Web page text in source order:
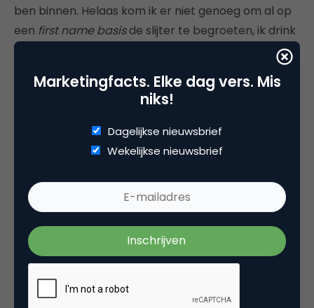
ben binnen. Helaas kom ik er niet genoeg om al op
een first name basisde slijter te begroeten, ik drink
m’n drankjes immers vaker buiten de deur dan
erbinnen. Toch denk ik dat mijn aankoopgedrag al
een aardig patroon kent: veel Zuidamerikaanse
Malbec in de winter of frisse Riesling voor een
warme zomerdag.
Als andere klanten een vergelijkbaar patroon
kennen, dan zou het best interessant kunnen zijn mij
te informeren over hún vaste gewoontes en
basis van uw smaak denken wij dat deze wijnen u
ook erg goed zullen bevallen, kom langs en proef ze
voordat u koopt.”
Marketingfacts. Elke dag vers. Mis
niks!
Dagelijkse nieuwsbrief
Wekelijkse nieuwsbrief